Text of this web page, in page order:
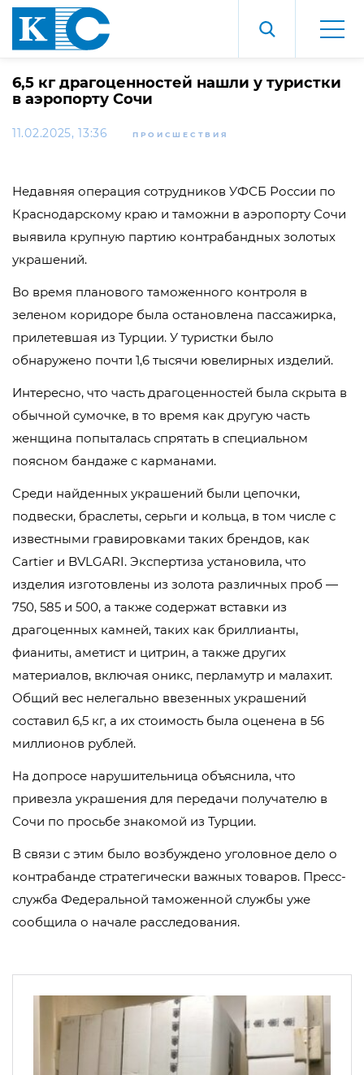
6,5 кг драгоценностей нашли у туристки
в аэропорту Сочи
11.02.2025, 13:36 ПРОИСШЕСТВИЯ
Недавняя операция сотрудников УФСБ России по
Краснодарскому краю и таможни в аэропорту Сочи
выявила крупную партию контрабандных золотых
украшений.
Во время планового таможенного контроля в
зеленом коридоре была остановлена пассажирка,
прилетевшая из Турции. У туристки было
обнаружено почти 1,6 тысячи ювелирных изделий.
Интересно, что часть драгоценностей была скрыта в
обычной сумочке, в то время как другую часть
женщина попыталась спрятать в специальном
поясном бандаже с карманами.
Среди найденных украшений были цепочки,
подвески, браслеты, серьги и кольца, в том числе с
известными гравировками таких брендов, как
Cartier и BVLGARI. Экспертиза установила, что
изделия изготовлены из золота различных проб —
750, 585 и 500, а также содержат вставки из
драгоценных камней, таких как бриллианты,
фианиты, аметист и цитрин, а также других
материалов, включая оникс, перламутр и малахит.
Общий вес нелегально ввезенных украшений
составил 6,5 кг, а их стоимость была оценена в 56
миллионов рублей.
На допросе нарушительница объяснила, что
привезла украшения для передачи получателю в
Сочи по просьбе знакомой из Турции.
В связи с этим было возбуждено уголовное дело о
контрабанде стратегически важных товаров. Пресс-
служба Федеральной таможенной службы уже
сообщила о начале расследования.